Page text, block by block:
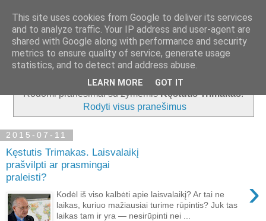
Rodomi pranešimai su žymėmisKęstutis Trimakas.
Rodyti visus pranešimus
2015-07-11
Kęstutis Trimakas. Laisvalaikį
prašvilpti ar prasmingai
praleisti?
›
Kodėl iš viso kalbėti apie laisvalaikį? Ar tai ne
laikas, kuriuo mažiausiai turime rūpintis? Juk tas
laikas tam ir yra — nesirūpinti nei ...
This site uses cookies from Google to deliver its services
and to analyze traffic. Your IP address and user-agent are
shared with Google along with performance and security
metrics to ensure quality of service, generate usage
statistics, and to detect and address abuse.
LEARN MORE GOT IT